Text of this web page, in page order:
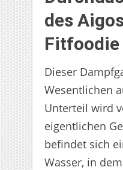
des
Fitfoodie
Dieser
Wesentlichen
Unterteil wird
eigentlichen
befindet sich
Wasser, in